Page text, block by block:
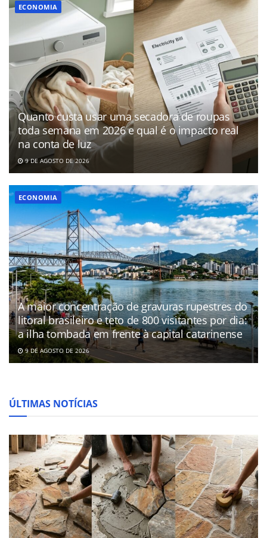
ECONOMIA
Quanto custa usar uma secadora de roupas
toda semana em 2026 e qual é o impacto real
na conta de luz
9 DE AGOSTO DE 2026
ECONOMIA
A maior concentração de gravuras rupestres do
litoral brasileiro e teto de 800 visitantes por dia:
a ilha tombada em frente à capital catarinense
9 DE AGOSTO DE 2026
ÚLTIMAS NOTÍCIAS